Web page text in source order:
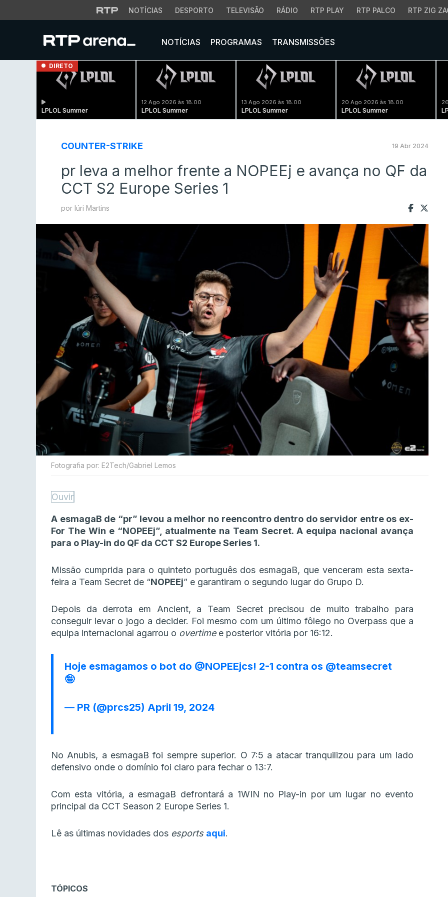
NOTÍCIAS DESPORTO TELEVISÃO RÁDIO RTP PLAY RTP PALCO RTP ZIG
NOTÍCIAS PROGRAMAS TRANSMISSÕES
DIRETO
LPLOL Summer
12 Ago 2026 às 18:00
LPLOL Summer
13 Ago 2026 às 18:00
LPLOL Summer
20 Ago 2026 às 18:00
LPLOL Summer
COUNTER-STRIKE 19 Abr 2024
pr leva a melhor frente a NOPEEj e avança no QF da
CCT S2 Europe Series 1
por Iúri Martins
Fotografia por: E2Tech/Gabriel Lemos
Ouvir
A esmagaB de “pr” levou a melhor no reencontro dentro do servidor entre os ex-
For The Win e “NOPEEj”, atualmente na Team Secret. A equipa nacional avança
para o Play-in do QF da CCT S2 Europe Series 1.
Missão cumprida para o quinteto português dos esmagaB, que venceram esta sexta-
feira a Team Secret de “NOPEEj” e garantiram o segundo lugar do Grupo D.
Depois da derrota em Ancient, a Team Secret precisou de muito trabalho para
conseguir levar o jogo a decider. Foi mesmo com um último fôlego no Overpass que a
equipa internacional agarrou o overtime e posterior vitória por 16:12.
Hoje esmagamos o bot do @NOPEEjcs! 2-1 contra os @teamsecret
🤪
— PR (@prcs25) April 19, 2024
No Anubis, a esmagaB foi sempre superior. O 7:5 a atacar tranquilizou para um lado
defensivo onde o domínio foi claro para fechar o 13:7.
Com esta vitória, a esmagaB defrontará a 1WIN no Play-in por um lugar no evento
principal da CCT Season 2 Europe Series 1.
Lê as últimas novidades dos esports aqui.
TÓPICOS